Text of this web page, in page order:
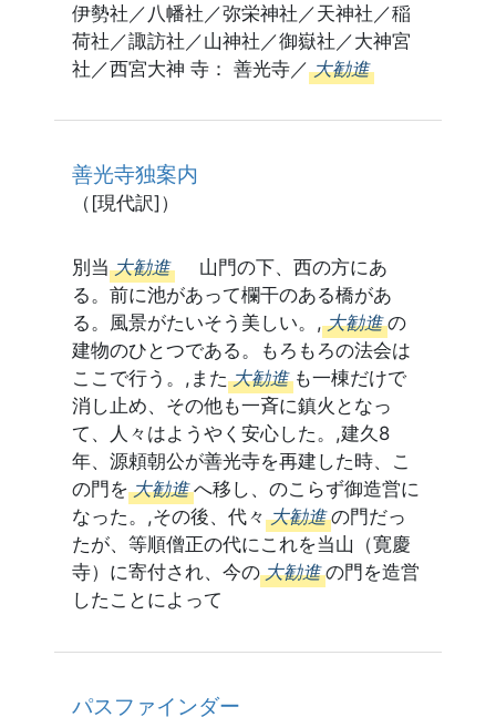
伊勢社／八幡社／弥栄神社／天神社／稲
荷社／諏訪社／山神社／御嶽社／大神宮
社／西宮大神 寺： 善光寺／ 大勧進
善光寺独案内
（[現代訳]）
別当 大勧進
山門の下、西の方にあ
る。前に池があって欄干のある橋があ
る。風景がたいそう美しい。, 大勧進 の
建物のひとつである。もろもろの法会は
ここで行う。,また 大勧進 も一棟だけで
消し止め、その他も一斉に鎮火となっ
て、人々はようやく安心した。,建久8
年、源頼朝公が善光寺を再建した時、こ
の門を 大勧進 へ移し、のこらず御造営に
なった。,その後、代々 大勧進 の門だっ
たが、等順僧正の代にこれを当山（寛慶
寺）に寄付され、今の 大勧進 の門を造営
したことによって
パスファインダー